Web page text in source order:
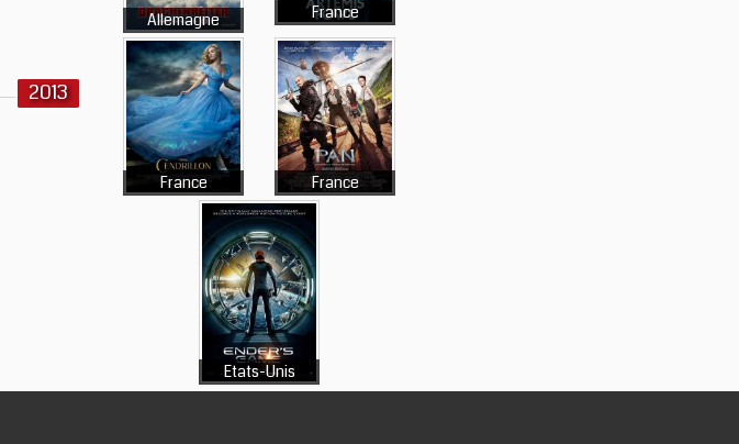
2013
Allemagne France
France France
Etats-Unis